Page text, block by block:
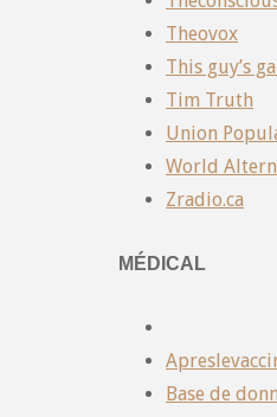
Theovox
This guy’s
Tim Truth
Union
World
Zradio.ca
MÉDICAL
Base de